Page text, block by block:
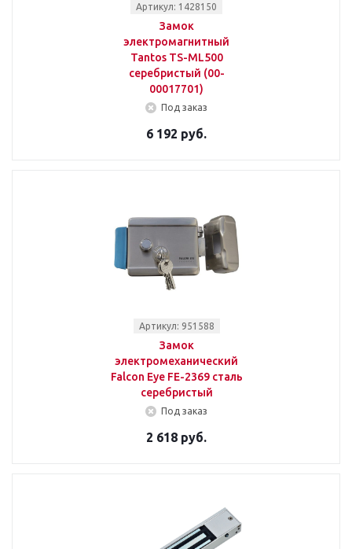
Артикул: 1428150
Замок
электромагнитный
Tantos TS-ML500
серебристый (00-
00017701)
Под заказ
6 192 руб.
Артикул: 951588
Замок
электромеханический
Falcon Eye FE-2369 сталь
серебристый
Под заказ
2 618 руб.